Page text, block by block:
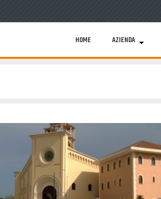
HOME AZIENDA